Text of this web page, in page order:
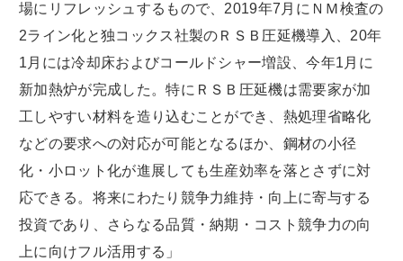
場にリフレッシュするもので、2019年7月にＮＭ検査の
2ライン化と独コックス社製のＲＳＢ圧延機導入、20年
1月には冷却床およびコールドシャー増設、今年1月に
新加熱炉が完成した。特にＲＳＢ圧延機は需要家が加
工しやすい材料を造り込むことができ、熱処理省略化
などの要求への対応が可能となるほか、鋼材の小径
化・小ロット化が進展しても生産効率を落とさずに対
応できる。将来にわたり競争力維持・向上に寄与する
投資であり、さらなる品質・納期・コスト競争力の向
上に向けフル活用する」